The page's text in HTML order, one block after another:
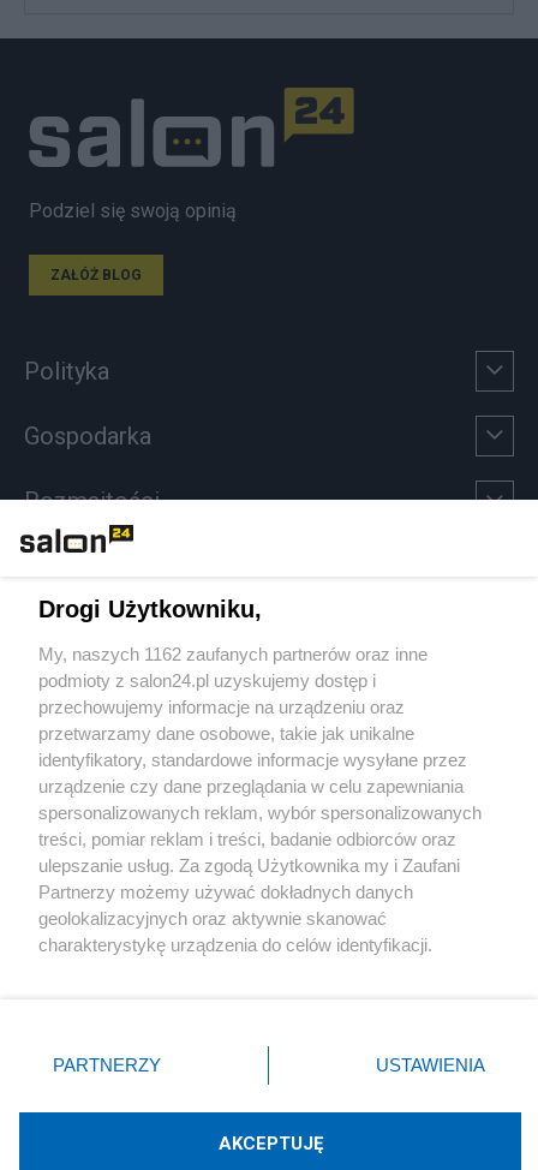
Podziel się swoją opinią
ZAŁÓŻ BLOG
Polityka
Gospodarka
Rozmaitości
Sport
Społeczeństwo
Kultura
X Facebook Instagram Youtube
Drogi Użytkowniku,
My, naszych 1162 zaufanych partnerów oraz inne
podmioty z salon24.pl uzyskujemy dostęp i
przechowujemy informacje na urządzeniu oraz
przetwarzamy dane osobowe, takie jak unikalne
identyfikatory, standardowe informacje wysyłane przez
urządzenie czy dane przeglądania w celu zapewniania
spersonalizowanych reklam, wybór spersonalizowanych
treści, pomiar reklam i treści, badanie odbiorców oraz
ulepszanie usług. Za zgodą Użytkownika my i Zaufani
Partnerzy możemy używać dokładnych danych
geolokalizacyjnych oraz aktywnie skanować
charakterystykę urządzenia do celów identyfikacji.
zmienić/wycofać klikając przycisk ustawień prywatności
znajdujący się w lewym dolnym rogu strony
rodzaje przetwarzania danych nie wymagają zgody
użytkownika, ale masz prawo sprzeciwić się takiemu
PARTNERZY USTAWIENIA
AKCEPTUJĘ